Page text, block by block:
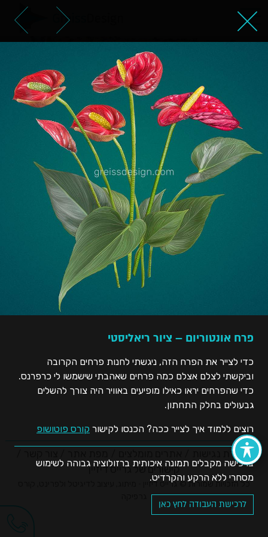
פרח אונטוריום – ציור ריאליסטי
פרח אונטוריום – ציור ריאליסטי
כדי לצייר את הפרח הזה, ניגשתי לחנות פרחים הקרובה
וביקשתי לצלם אצלם כמה פרחים שאהבתי שישמשו לי כרפרנס.
כדי שהפרחים יראו כאילו מופיעים באוויר היה צורך להשלים
גבעולים בחלק התחתון.
רוצים ללמוד איך לצייר ככה? הכנסו לקישור קורס פוטושופ
ברכישה מקבלים תמונה איכותית ברזולוציה גבוהה לשימוש
מסחרי ללא הרקע והקרדיט.
לרכישת העבודה לחץ כאן
הצהרת נגישות
קישורים של גרייס דיזיין
כל הזכויות שמורות © גרייס דיזיין - מיתוג, עיצוב לדיגיטל ולפרינט, קורס